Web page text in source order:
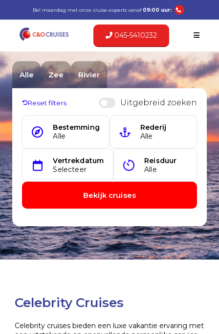
Bel maandag met onze cruise-experts vanaf 09:00 uur:
045-5410232
Celebrity Cruises
Celebrity cruises bieden een luxe vakantie ervaring met